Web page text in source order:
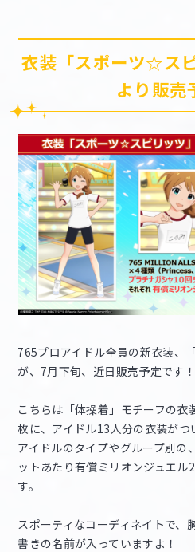
衣装「スポーツ☆ス
より販売
765プロアイドル全員の新衣装、
が、7月下旬、近日販売予定です！
こちらは「体操着」モチーフの衣
枚に、アイドル13人分の衣装がつ
アイドルのタイプやグループ別の
ットあたり有償ミリオンジュエル
す。
スポーティなコーディネイトで、
書きの名前が入っていますよ！